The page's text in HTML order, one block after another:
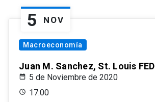
5 NOV
Macroeconomía
Juan M. Sanchez, St. Louis FED
5 de Noviembre de 2020
17:00